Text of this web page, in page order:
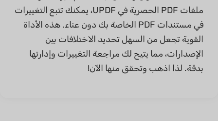
ملفات PDF الحصرية في UPDF، يمكنك تتبع التغييرات
في مستندات PDF الخاصة بك دون عناء. هذه الأداة
القوية تجعل من السهل تحديد الاختلافات بين
الإصدارات، مما يتيح لك مراجعة التغييرات وإدارتها
بدقة. لذا اذهب وتحقق منها الآن!